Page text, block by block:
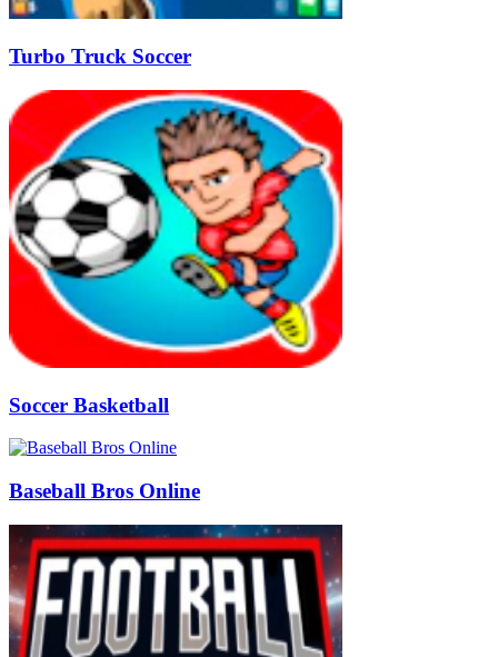
Turbo Truck Soccer
Soccer Basketball
Baseball Bros Online